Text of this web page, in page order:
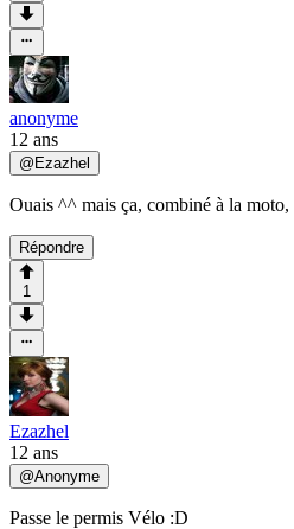
anonyme
12 ans
@Ezazhel
Ouais ^^ mais ça, combiné à la
Répondre
1
Ezazhel
12 ans
@Anonyme
Passe le permis Vélo :D